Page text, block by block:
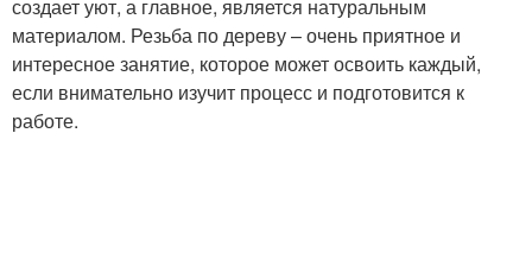
создает уют, а главное, является натуральным
материалом. Резьба по дереву – очень приятное и
интересное занятие, которое может освоить каждый,
если внимательно изучит процесс и подготовится к
работе.